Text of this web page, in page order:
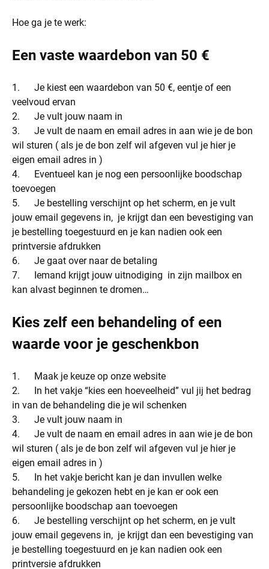
Hoe ga je te werk:
Een vaste waardebon van 50 €
1. Je kiest een waardebon van 50 €, eentje of een
veelvoud ervan
2. Je vult jouw naam in
3. Je vult de naam en email adres in aan wie je de bon
wil sturen ( als je de bon zelf wil afgeven vul je hier je
eigen email adres in )
4. Eventueel kan je nog een persoonlijke boodschap
toevoegen
5. Je bestelling verschijnt op het scherm, en je vult
jouw email gegevens in, je krijgt dan een bevestiging van
je bestelling toegestuurd en je kan nadien ook een
printversie afdrukken
6. Je gaat over naar de betaling
7. Iemand krijgt jouw uitnodiging in zijn mailbox en
kan alvast beginnen te dromen…
Kies zelf een behandeling of een
waarde voor je geschenkbon
1. Maak je keuze op onze website
2. In het vakje “kies een hoeveelheid” vul jij het bedrag
in van de behandeling die je wil schenken
3. Je vult jouw naam in
4. Je vult de naam en email adres in aan wie je de bon
wil sturen ( als je de bon zelf wil afgeven vul je hier je
eigen email adres in )
5. In het vakje bericht kan je dan invullen welke
behandeling je gekozen hebt en je kan er ook een
persoonlijke boodschap aan toevoegen
6. Je bestelling verschijnt op het scherm, en je vult
jouw email gegevens in, je krijgt dan een bevestiging van
je bestelling toegestuurd en je kan nadien ook een
printversie afdrukken